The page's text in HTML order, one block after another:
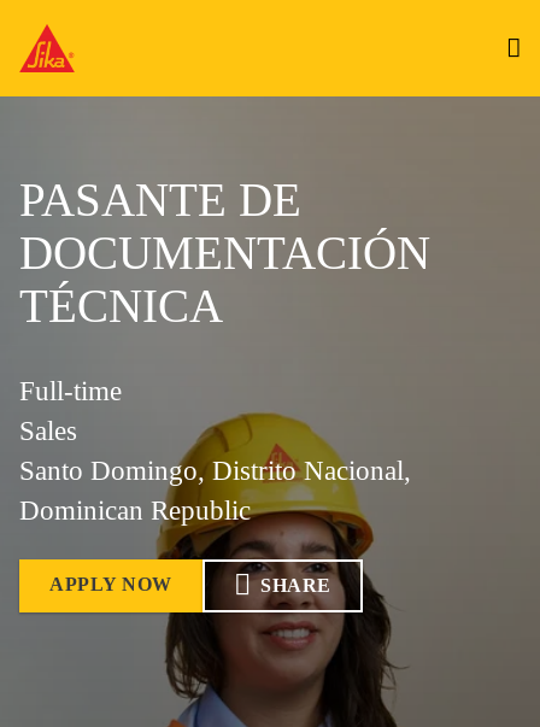
PASANTE DE
DOCUMENTACIÓN
TÉCNICA
Full-time
Sales
Santo Domingo, Distrito Nacional,
Dominican Republic
APPLY NOW SHARE